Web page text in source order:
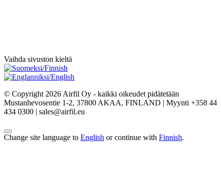
Vaihda sivuston kieltä
© Copyright 2026 Airfil Oy - kaikki oikeudet pidätetään
Mustanhevosentie 1-2, 37800 AKAA, FINLAND | Myynti +358 44
434 0300 | sales@airfil.eu
Change site language to English or continue with Finnish.